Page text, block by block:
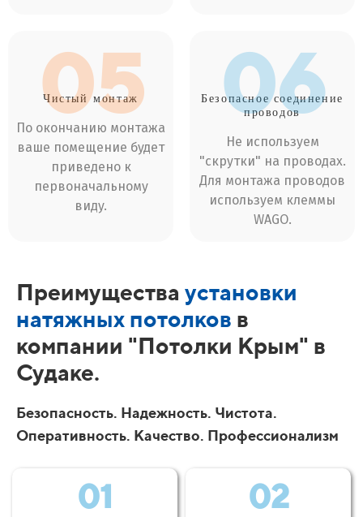
05
Чистый монтаж
По окончанию монтажа
ваше помещение будет
приведено к
первоначальному
виду.
06
Безопасное соединение
проводов
Не используем
"скрутки" на проводах.
Для монтажа проводов
используем клеммы
WAGO.
Преимущества установки
натяжных потолков в
компании "Потолки Крым" в
Судаке.
Безопасность. Надежность. Чистота.
Оперативность. Качество. Профессионализм
01 02